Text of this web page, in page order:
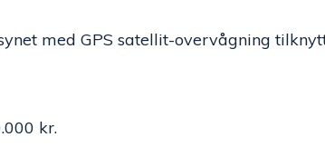
med GPS satellit-overvågning
kr.